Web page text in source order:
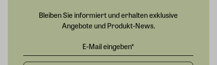
Bleiben Sie informiert und erhalten exklusive
Angebote und Produkt-News.